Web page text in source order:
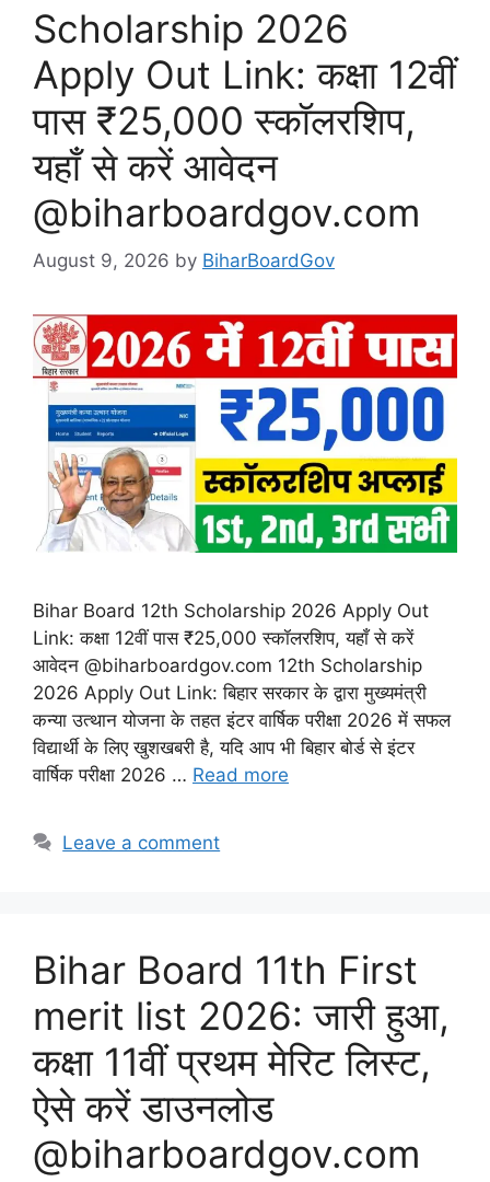
Scholarship 2026
Apply Out Link: कक्षा 12वीं
पास ₹25,000 स्कॉलरशिप,
यहाँ से करें आवेदन
@biharboardgov.com
August 9, 2026 by BiharBoardGov
Bihar Board 12th Scholarship 2026 Apply Out
Link: कक्षा 12वीं पास ₹25,000 स्कॉलरशिप, यहाँ से करें
आवेदन @biharboardgov.com 12th Scholarship
2026 Apply Out Link: बिहार सरकार के द्वारा मुख्यमंत्री
कन्या उत्थान योजना के तहत इंटर वार्षिक परीक्षा 2026 में सफल
विद्यार्थी के लिए खुशखबरी है, यदि आप भी बिहार बोर्ड से इंटर
वार्षिक परीक्षा 2026 … Read more
Leave a comment
Bihar Board 11th First
merit list 2026: जारी हुआ,
कक्षा 11वीं प्रथम मेरिट लिस्ट,
ऐसे करें डाउनलोड
@biharboardgov.com